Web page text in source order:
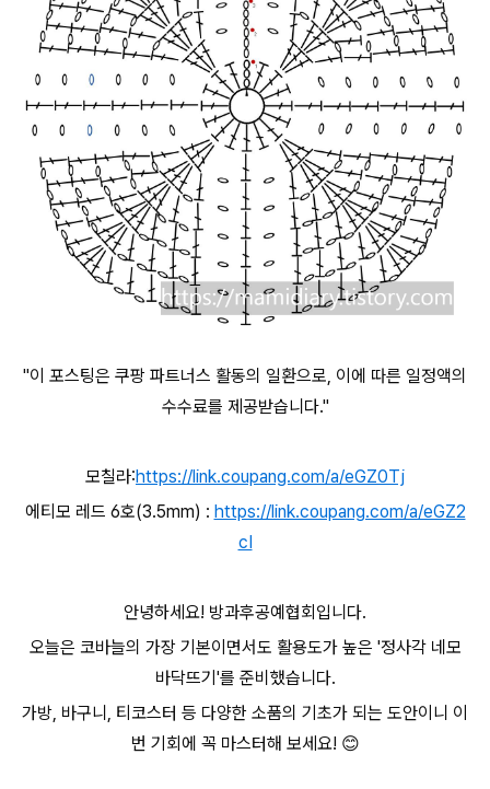
"이 포스팅은 쿠팡 파트너스 활동의 일환으로, 이에 따른 일정액의
수수료를 제공받습니다."
모칠라:https://link.coupang.com/a/eGZ0Tj
에티모 레드 6호(3.5mm) : https://link.coupang.com/a/eGZ2
cI
안녕하세요! 방과후공예협회입니다.
오늘은 코바늘의 가장 기본이면서도 활용도가 높은 '정사각 네모
바닥뜨기'를 준비했습니다.
가방, 바구니, 티코스터 등 다양한 소품의 기초가 되는 도안이니 이
번 기회에 꼭 마스터해 보세요! 😊